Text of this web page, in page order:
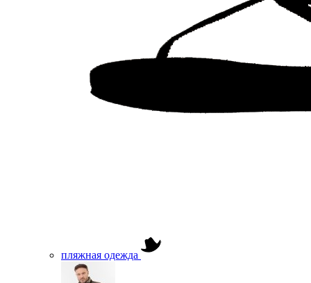
пляжная одежда